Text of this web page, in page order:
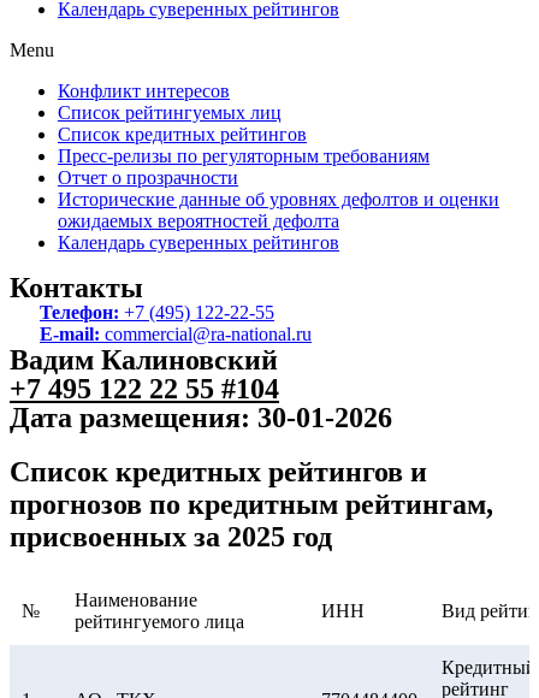
Календарь суверенных рейтингов
Menu
Конфликт интересов
Список рейтингуемых лиц
Список кредитных рейтингов
Пресс-релизы по регуляторным требованиям
Отчет о прозрачности
Исторические данные об уровнях дефолтов и оценки
ожидаемых вероятностей дефолта
Календарь суверенных рейтингов
Контакты
Телефон: +7 (495) 122-22-55
E-mail: commercial@ra-national.ru
Вадим Калиновский
+7 495 122 22 55 #104
Дата размещения: 30-01-2026
Список кредитных рейтингов и
прогнозов по кредитным рейтингам,
присвоенных за 2025 год
№
Наименование
рейтингуемого лица
ИНН Вид
Кредитный
рейтинг